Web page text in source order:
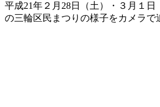
平成21年２月28日（土）・３月１日
の三輪区民まつりの様子をカメラで